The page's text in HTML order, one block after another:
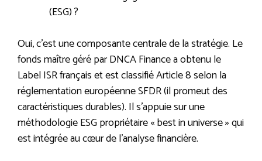
(ESG) ?
Oui, c’est une composante centrale de la stratégie. Le
fonds maître géré par DNCA Finance a obtenu le
Label ISR français et est classifié Article 8 selon la
réglementation européenne SFDR (il promeut des
caractéristiques durables). Il s’appuie sur une
méthodologie ESG propriétaire « best in universe » qui
est intégrée au cœur de l’analyse financière.